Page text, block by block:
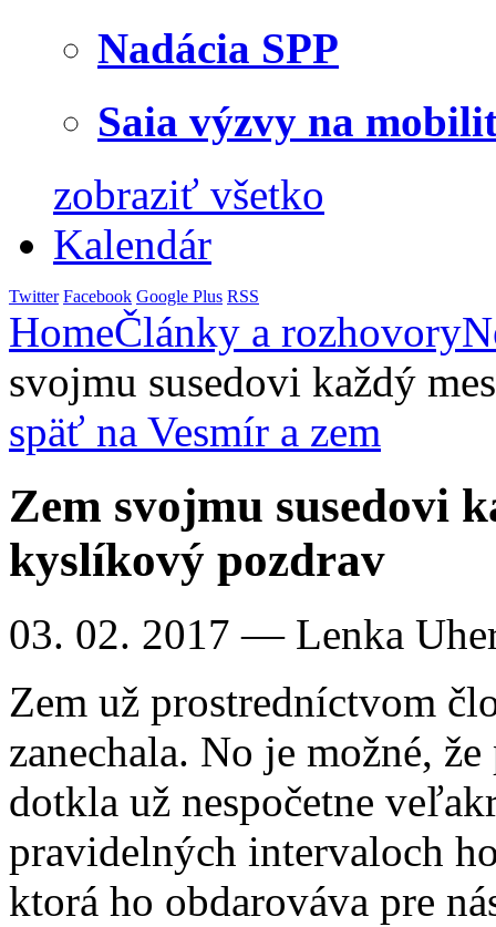
Nadácia SPP
Saia výzvy na
zobraziť všetko
Kalendár
Twitter Facebook Google Plus RSS
HomeČlánky a rozhovory
svojmu susedovi každý
späť na Vesmír a zem
Zem svojmu susedovi
kyslíkový pozdrav
03. 02. 2017 — Lenka
Zem už prostredníctvom
zanechala. No je možné,
dotkla už nespočetne
pravidelných intervaloch
ktorá ho obdarováva pre